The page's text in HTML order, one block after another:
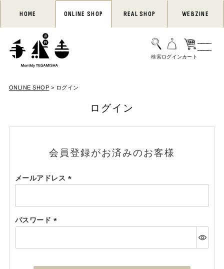
HOME ONLINE SHOP REAL SHOP WEBZINE
ONLINE SHOP ログイン
ログイン
会員登録がお済みのお客様
メールアドレス
須)
パスワード
須)